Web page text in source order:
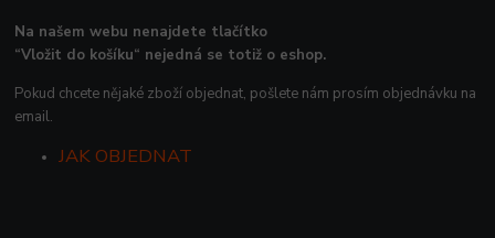
Na našem webu nenajdete tlačítko
“Vložit do košíku“ nejedná se totiž o eshop.
Pokud chcete nějaké zboží objednat, pošlete nám prosím objednávku na
email.
JAK OBJEDNAT